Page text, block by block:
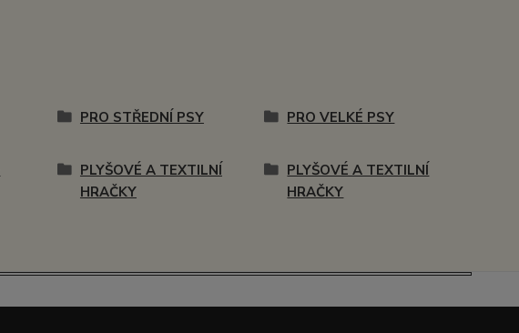
PRO STŘEDNÍ PSY PRO VELKÉ PSY
PLYŠOVÉ A TEXTILNÍ
HRAČKY
PLYŠOVÉ A TEXTILNÍ
HRAČKY